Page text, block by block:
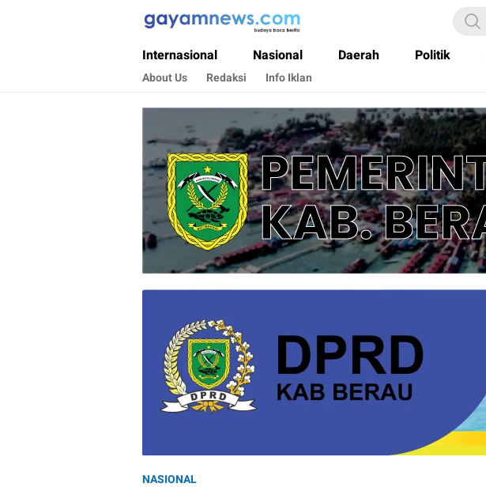
Gayamnews.com
Budaya Baca Berita
Internasional Nasional Daerah Politik
About Us Redaksi Info Iklan
NASIONAL